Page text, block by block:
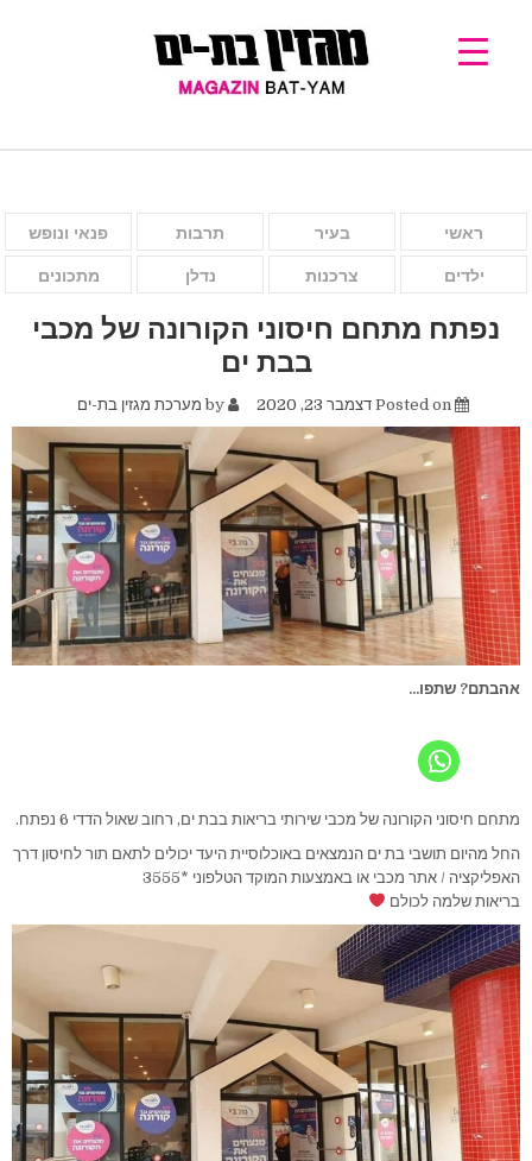
ראשי בעיר תרבות פנאי ונופש
ילדים צרכנות נדלן מתכונים
נפתח מתחם חיסוני הקורונה של מכבי
בבת ים
דצמבר 23, 2020 מערכת מגזין בת-ים
אהבתם? שתפו...
מתחם חיסוני הקורונה של מכבי שירותי בריאות בבת ים, רחוב שאול הדדי 6 נפתח.
החל מהיום תושבי בת ים הנמצאים באוכלוסיית היעד יכולים לתאם תור לחיסון דרך
האפליקציה / אתר מכבי או באמצעות המוקד הטלפוני *3555
בריאות שלמה לכולם